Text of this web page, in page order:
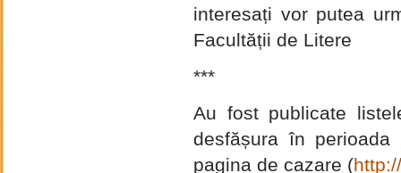
interesați vor putea
Facultății de Litere
***
Au fost publicate
desfășura în
pagina de cazare (